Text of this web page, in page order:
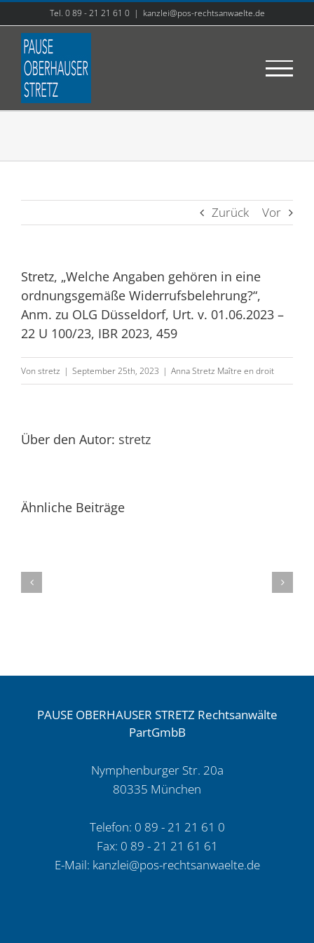
Inhalt
springen
Tel. 0 89 - 21 21 61 0 | kanzlei@pos-rechtsanwaelte.de
Zurück Vor
Stretz, „Welche Angaben gehören in eine
ordnungsgemäße Widerrufsbelehrung?“,
Anm. zu OLG Düsseldorf, Urt. v. 01.06.2023 –
22 U 100/23, IBR 2023, 459
Von stretz | September 25th, 2023 | Anna Stretz Maître en droit
Über den Autor: stretz
Ähnliche Beiträge
Stretz,
„Nicht
fällige
–
U
171/24,
IBR-
Werkstatt-
v.
09.01.2026
PAUSE OBERHAUSER STRETZ Rechtsanwälte
PartGmbB
Nymphenburger Str. 20a
80335 München
Telefon: 0 89 - 21 21 61 0
Fax: 0 89 - 21 21 61 61
E-Mail: kanzlei@pos-rechtsanwaelte.de